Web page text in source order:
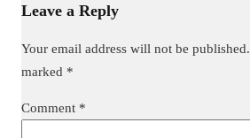
Leave a Reply
Your email address will not be published.
marked *
Comment *